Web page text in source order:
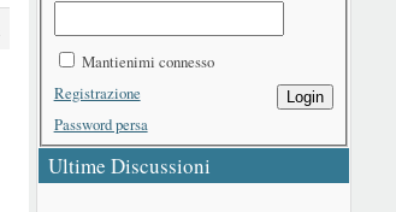
Mantienimi connesso
Login
Registrazione
Password persa
Ultime Discussioni